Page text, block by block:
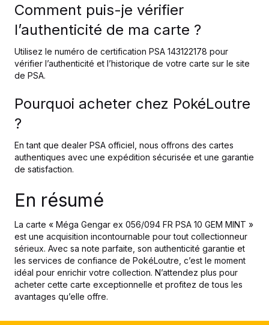
Comment puis-je vérifier
l’authenticité de ma carte ?
Utilisez le numéro de certification PSA 143122178 pour
vérifier l’authenticité et l’historique de votre carte sur le site
de PSA.
Pourquoi acheter chez PokéLoutre
?
En tant que dealer PSA officiel, nous offrons des cartes
authentiques avec une expédition sécurisée et une garantie
de satisfaction.
En résumé
La carte « Méga Gengar ex 056/094 FR PSA 10 GEM MINT »
est une acquisition incontournable pour tout collectionneur
sérieux. Avec sa note parfaite, son authenticité garantie et
les services de confiance de PokéLoutre, c’est le moment
idéal pour enrichir votre collection. N’attendez plus pour
acheter cette carte exceptionnelle et profitez de tous les
avantages qu’elle offre.